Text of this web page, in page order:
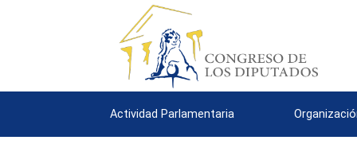
Actividad Parlamentaria